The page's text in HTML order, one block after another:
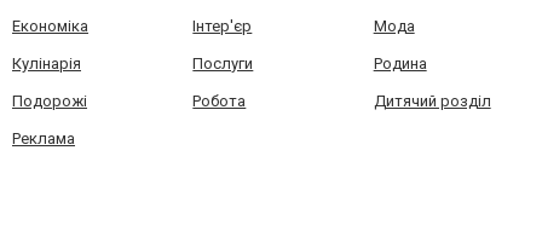
Економіка Інтер'єр Мода
Кулінарія Послуги Родина
Подорожі Робота Дитячий розділ
Реклама